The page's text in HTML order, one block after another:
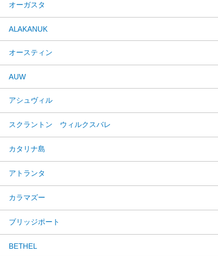
オーガスタ
ALAKANUK
オースティン
AUW
アシュヴィル
スクラントン ウィルクスバレ
カタリナ島
アトランタ
カラマズー
ブリッジポート
BETHEL